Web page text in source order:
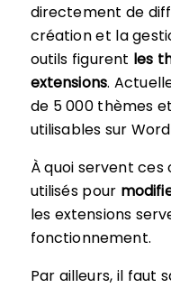
directement de
création et la
outils figurent les
extensions.
de 5 000 thèmes
utilisables sur
À quoi servent ces
utilisés pour
les extensions
fonctionnement.
Par ailleurs, il faut